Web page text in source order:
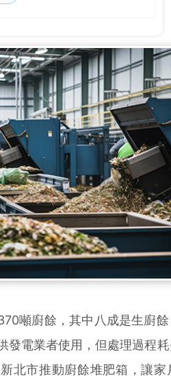
噸廚餘，其中八成是生廚餘
發電業者使用，但處理過程
北市推動廚餘堆肥箱，讓